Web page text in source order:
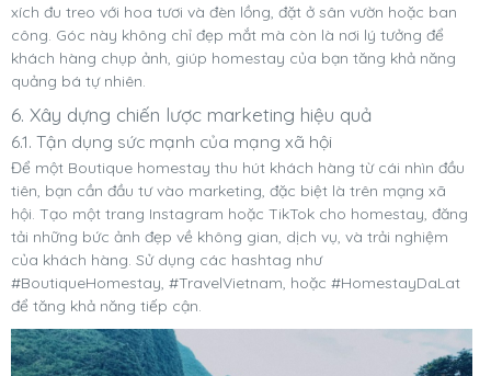
xích đu treo với hoa tươi và đèn lồng, đặt ở sân vườn hoặc ban
công. Góc này không chỉ đẹp mắt mà còn là nơi lý tưởng để
khách hàng chụp ảnh, giúp homestay của bạn tăng khả năng
quảng bá tự nhiên.
6. Xây dựng chiến lược marketing hiệu quả
6.1. Tận dụng sức mạnh của mạng xã hội
Để một Boutique homestay thu hút khách hàng từ cái nhìn đầu
tiên, bạn cần đầu tư vào marketing, đặc biệt là trên mạng xã
hội. Tạo một trang Instagram hoặc TikTok cho homestay, đăng
tải những bức ảnh đẹp về không gian, dịch vụ, và trải nghiệm
của khách hàng. Sử dụng các hashtag như
#BoutiqueHomestay, #TravelVietnam, hoặc #HomestayDaLat
để tăng khả năng tiếp cận.